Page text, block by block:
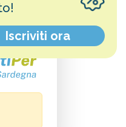
Iscriviti ora